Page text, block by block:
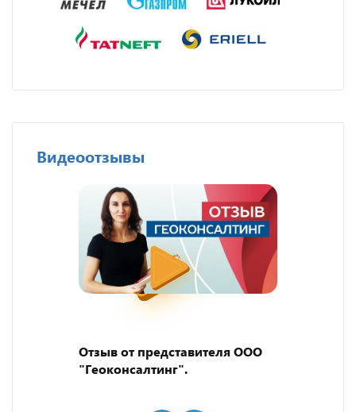
Видеоотзывы
Отзыв от представителя ООО
"Геоконсалтинг".